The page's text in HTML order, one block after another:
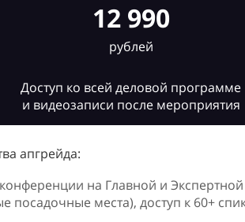
12 990
рублей
Доступ ко всей деловой программе
и видеозаписи после мероприятия
апгрейда:
на Главной и Экспертной
посадочные места), доступ к 60+